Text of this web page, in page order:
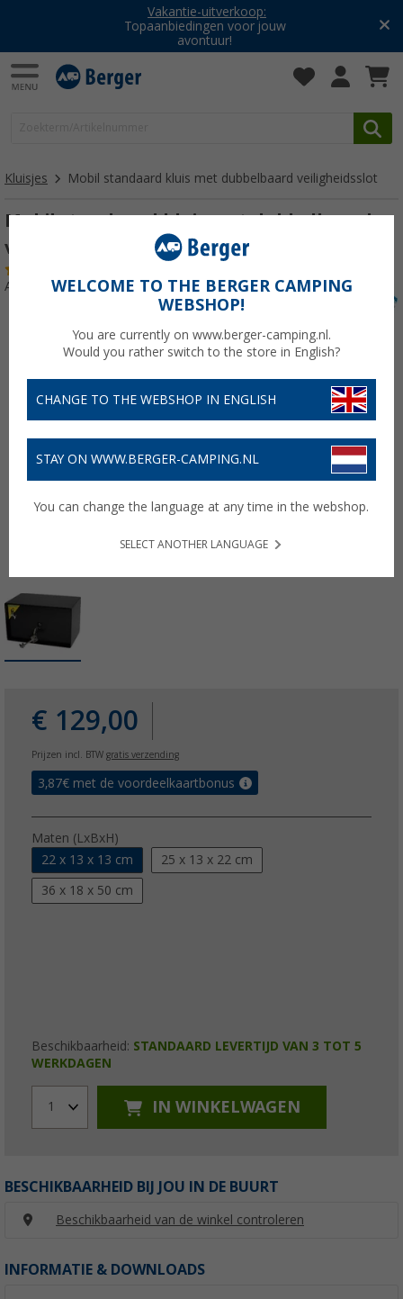
Vakantie-uitverkoop:
Topaanbiedingen voor jouw
avontuur!
Kluisjes Mobil standaard kluis met dubbelbaard veiligheidsslot
Mobil standaard kluis met dubbelbaard
veiligheidsslot 22 x 13 x 13 cm
Artikelnr: 351690
€ 129,00
Prijzen incl. BTW gratis verzending
3,87€ met de voordeelkaartbonus
Maten (LxBxH)
22 x 13 x 13 cm
25 x 13 x 22 cm
36 x 18 x 50 cm
Beschikbaarheid: STANDAARD LEVERTIJD VAN 3 TOT 5
WERKDAGEN
1 IN WINKELWAGEN
BESCHIKBAARHEID BIJ JOU IN DE BUURT
Beschikbaarheid van de winkel controleren
INFORMATIE & DOWNLOADS
WELCOME TO THE BERGER CAMPING
WEBSHOP!
You are currently on www.berger-camping.nl.
Would you rather switch to the store in English?
CHANGE TO THE WEBSHOP IN ENGLISH
STAY ON WWW.BERGER-CAMPING.NL
You can change the language at any time in the webshop.
SELECT ANOTHER LANGUAGE